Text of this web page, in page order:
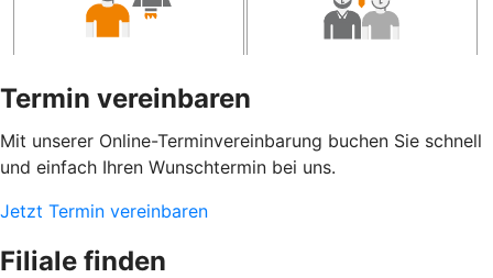
Termin vereinbaren
Mit unserer Online-Terminvereinbarung buchen Sie schnell
und einfach Ihren Wunschtermin bei uns.
Jetzt Termin vereinbaren
Filiale finden